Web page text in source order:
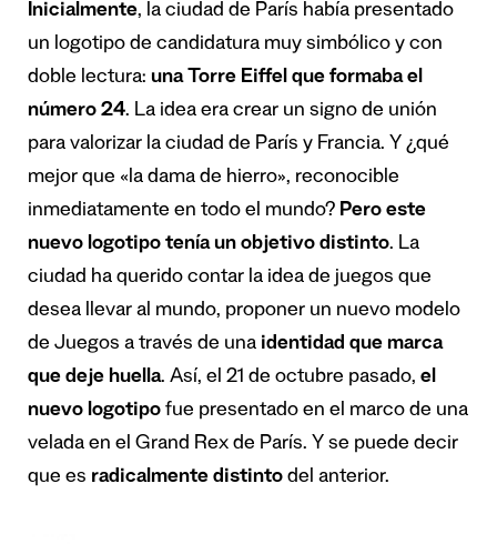
Inicialmente, la ciudad de París había presentado
un logotipo de candidatura muy simbólico y con
doble lectura: una Torre Eiffel que formaba el
número 24. La idea era crear un signo de unión
para valorizar la ciudad de París y Francia. Y ¿qué
mejor que «la dama de hierro», reconocible
inmediatamente en todo el mundo? Pero este
nuevo logotipo tenía un objetivo distinto. La
ciudad ha querido contar la idea de juegos que
desea llevar al mundo, proponer un nuevo modelo
de Juegos a través de una identidad que marca
que deje huella. Así, el 21 de octubre pasado, el
nuevo logotipo fue presentado en el marco de una
velada en el Grand Rex de París. Y se puede decir
que es radicalmente distinto del anterior.